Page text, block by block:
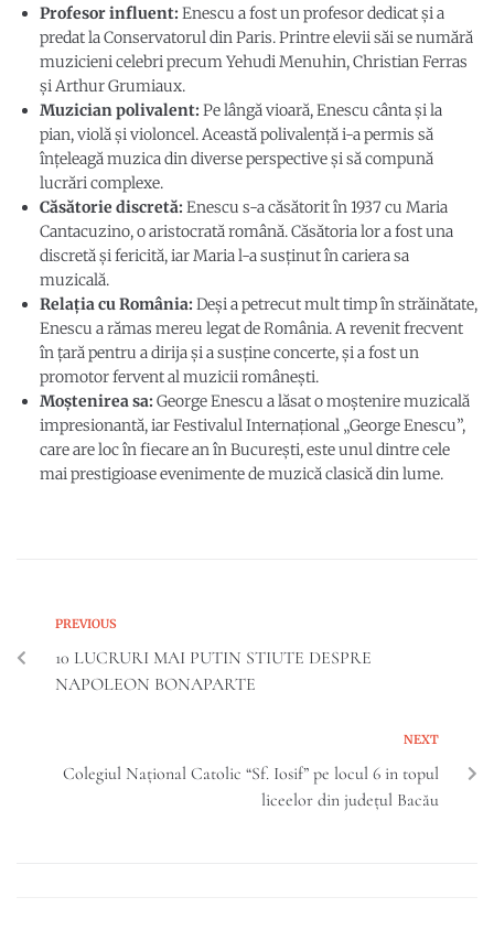
Profesor influent:Enescu a fost un profesor dedicat și a
predat la Conservatorul din Paris. Printre elevii săi se numără
muzicieni celebri precum Yehudi Menuhin, Christian Ferras
și Arthur Grumiaux.
Muzician polivalent:Pe lângă vioară, Enescu cânta și la
pian, violă și violoncel. Această polivalență i-a permis să
înțeleagă muzica din diverse perspective și să compună
lucrări complexe.
Căsătorie discretă:Enescu s-a căsătorit în 1937 cu Maria
Cantacuzino, o aristocrată română. Căsătoria lor a fost una
discretă și fericită, iar Maria l-a susținut în cariera sa
muzicală.
Relația cu România:Deși a petrecut mult timp în străinătate,
Enescu a rămas mereu legat de România. A revenit frecvent
în țară pentru a dirija și a susține concerte, și a fost un
promotor fervent al muzicii românești.
Moștenirea sa:George Enescu a lăsat o moștenire muzicală
impresionantă, iar Festivalul Internațional „George Enescu”,
care are loc în fiecare an în București, este unul dintre cele
mai prestigioase evenimente de muzică clasică din lume.
PREVIOUS
10 LUCRURI MAI PUTIN STIUTE DESPRE
NAPOLEON BONAPARTE
NEXT
Colegiul Național Catolic “Sf. Iosif” pe locul 6 in topul
liceelor din județul Bacău